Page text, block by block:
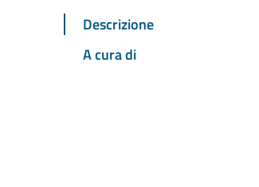
Descrizione
A cura di